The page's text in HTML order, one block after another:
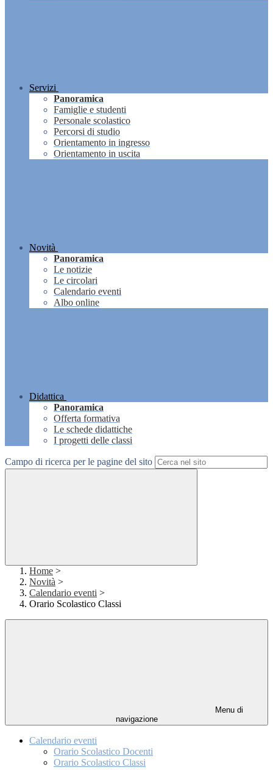
Servizi
Panoramica
Famiglie e studenti
Personale scolastico
Percorsi di studio
Orientamento in ingresso
Orientamento in uscita
Novità
Panoramica
Le notizie
Le circolari
Calendario eventi
Albo online
Didattica
Panoramica
Offerta formativa
Le schede didattiche
I progetti delle classi
Campo di ricerca per le pagine del sito
Home >
Novità >
Calendario eventi >
Orario Scolastico Classi
Menu di
navigazione
Calendario eventi
Orario Scolastico Docenti
Orario Scolastico Classi